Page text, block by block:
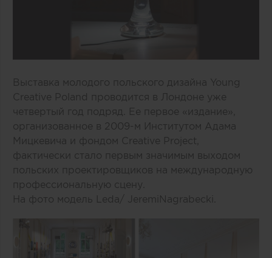
Выставка молодого польского дизайна Young
Creative Poland проводится в Лондоне уже
четвертый год подряд. Ее первое «издание»,
организованное в 2009-м Институтом Адама
Мицкевича и фондом Creative Project
фактически стало первым значимым выходом
польских проектировщиков на международную
профессиональную сцену.
На фото модель
Leda / Jeremi Nagrabecki.